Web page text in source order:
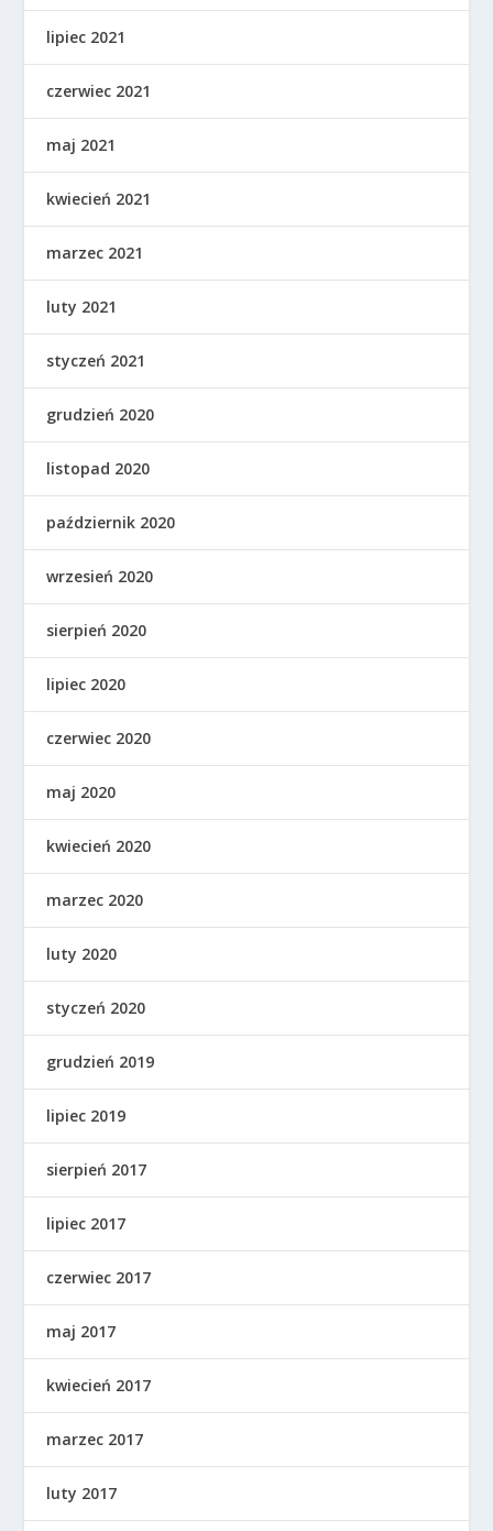
lipiec 2021
czerwiec 2021
maj 2021
kwiecień 2021
marzec 2021
luty 2021
styczeń 2021
grudzień 2020
listopad 2020
październik 2020
wrzesień 2020
sierpień 2020
lipiec 2020
czerwiec 2020
maj 2020
kwiecień 2020
marzec 2020
luty 2020
styczeń 2020
grudzień 2019
lipiec 2019
sierpień 2017
lipiec 2017
czerwiec 2017
maj 2017
kwiecień 2017
marzec 2017
luty 2017